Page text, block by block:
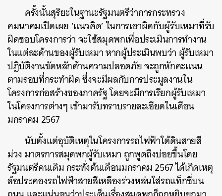
ครั้งนั้นสุริยะในฐานะรัฐมนตรีว่าการกระทรวง
คมนาคมเปิดเผย ‘แนวคิด’ ในการเอาผิดกับผู้รับเหมาที่รับ
ผิดชอบโครงการว่า จะใช้สมุดพกเพื่อประเมินการทำงาน
ในแต่ละด้านของผู้รับเหมา หากผู้ประเมินพบว่า ผู้รับเหมา
ปฏิบัติงานขัดหลักด้านความปลอดภัย จะถูกหักคะแนน
ตามรอบที่กระทำผิด ซึ่งจะมีผลกับการประมูลงานใน
โครงการก่อสร้างของภาครัฐ โดยจะมีการเรียกผู้รับเหมา
ในโครงการต่างๆ เข้ามารับทราบรายละเอียดในเดือน
มกราคม 2567
นับตั้งแต่อุบัติเหตุในโครงการรถไฟฟ้าใต้ดินสายสี
ม่วง มาตรการสมุดพกผู้รับเหมา ถูกพูดถึงบ่อยขึ้นโดย
รัฐมนตรีคนเดิม กระทั่งต้นเดือนมกราคม 2567 ได้เกิดเหตุ
ล้อประคองรถไฟฟ้าสายสีเหลืองร่วงหล่นใส่รถแท็กซี่บน